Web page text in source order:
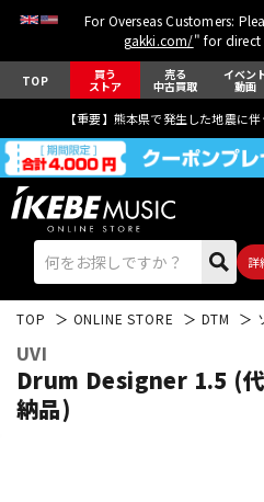
For Overseas Customers:
gakki.com/" for
TOP 買う
ストア
売る
中古買取
イベン
動画
【重要】熊本県で発生した地震に
詳
TOP ONLINE STORE DTM
UVI
Drum Designer 1.5 (
納品)